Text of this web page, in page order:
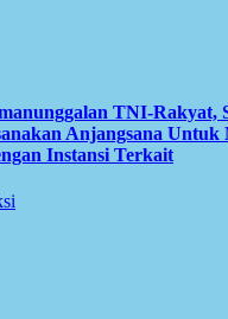
TNI-Rakyat,
Anjangsana Untuk
Instansi Terkait